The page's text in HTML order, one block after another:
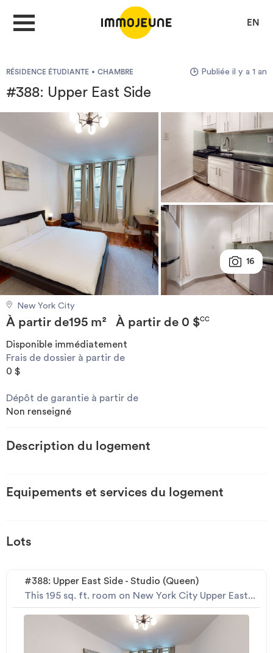
EN
DÉPOSER UNE ANNONCE
Je cherche un logement
Je propose un bien
Investir
Blog
RÉSIDENCE ÉTUDIANTE CHAMBRE Publiée il y a 1 an
#388: Upper East Side
16
New York City
À partir de195 m² À partir de 0 $CC
Disponible immédiatement
Frais de dossier à partir de
0 $
Dépôt de garantie à partir de
Non renseigné
Description du logement
Equipements et services du logement
Lots
#388: Upper East Side - Studio (Queen)
This 195 sq. ft. room on New York City Upper East...